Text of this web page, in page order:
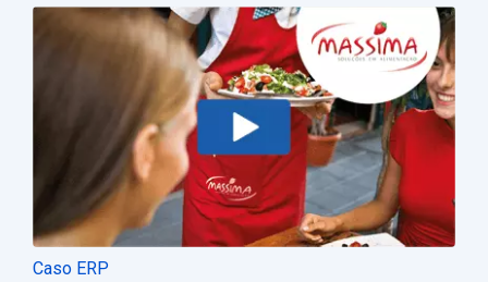
Ventas: (31) 2122-2300
Póngase en contacto con
Caso ERP